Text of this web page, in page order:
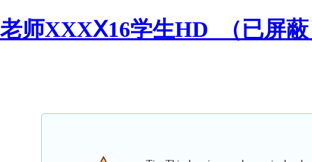
老师XXXⅩ16学生HD_（已屏